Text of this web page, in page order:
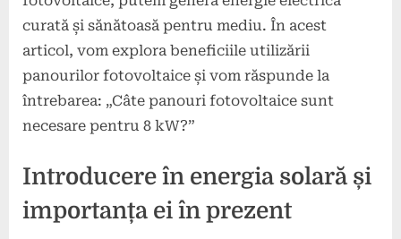
curată și sănătoasă pentru mediu. În acest
articol, vom explora beneficiile utilizării
panourilor fotovoltaice și vom răspunde la
întrebarea: „Câte panouri fotovoltaice sunt
necesare pentru 8 kW?”
Introducere în energia solară și
importanța ei în prezent